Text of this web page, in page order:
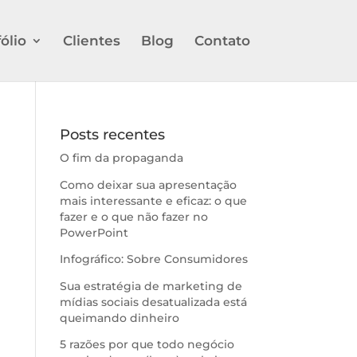
Clientes Blog Contato
Posts recentes
O fim da propaganda
Como deixar sua apresentação
mais interessante e eficaz: o que
fazer e o que não fazer no
PowerPoint
Infográfico: Sobre Consumidores
Sua estratégia de marketing de
mídias sociais desatualizada está
queimando dinheiro
5 razões por que todo negócio